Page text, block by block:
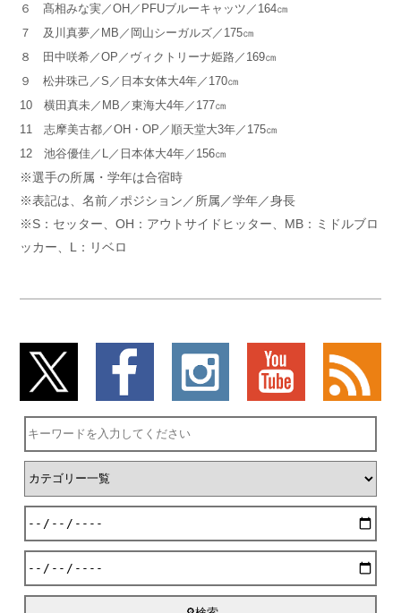
６ 髙相みな実／OH／PFUブルーキャッツ／164㎝
７ 及川真夢／MB／岡山シーガルズ／175㎝
８ 田中咲希／OP／ヴィクトリーナ姫路／169㎝
９ 松井珠己／S／日本女体大4年／170㎝
10 横田真未／MB／東海大4年／177㎝
11 志摩美古都／OH・OP／順天堂大3年／175㎝
12 池谷優佳／L／日本体大4年／156㎝
※選手の所属・学年は合宿時
※表記は、名前／ポジション／所属／学年／身長
※S：セッター、OH：アウトサイドヒッター、MB：ミドルブロ
ッカー、L：リベロ